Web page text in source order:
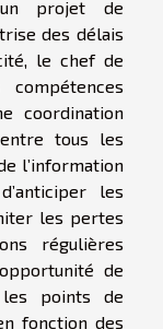
projet de
des délais
le chef de
coordination
tous les
l’information
les
les pertes
régulières
de
les points de
fonction des